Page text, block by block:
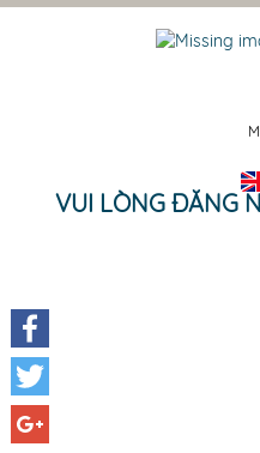
VUI LÒNG ĐĂNG
Facebook
Twitter